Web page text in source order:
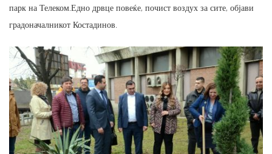
парк на Телеком.Едно дрвце повеќе, почист воздух за сите, објави
градоначалникот Костадинов.